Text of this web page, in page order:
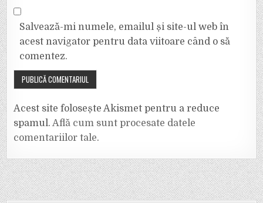
Salvează-mi numele, emailul și site-ul web în
acest navigator pentru data viitoare când o să
comentez.
Acest site folosește Akismet pentru a reduce
spamul.Află cum sunt procesate datele
comentariilor tale.